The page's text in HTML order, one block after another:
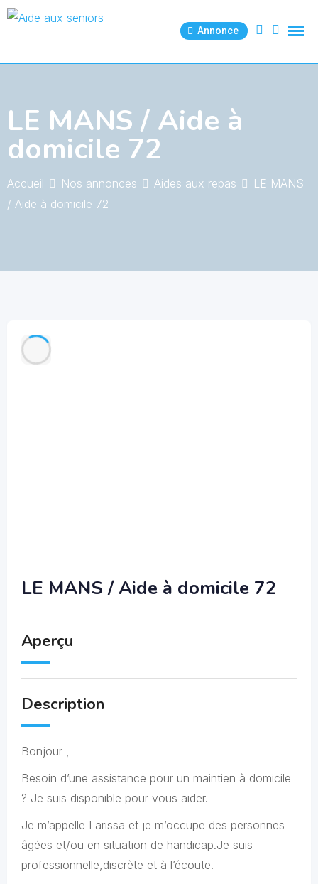
Skip
Annonce
LE MANS / Aide à
domicile 72
Accueil Nos annonces Aides aux repas
LE MANS
/ Aide à domicile 72
LE MANS / Aide à domicile 72
Aperçu
Description
Bonjour ,
Besoin d’une assistance pour un maintien à domicile
? Je suis disponible pour vous aider.
Je m’appelle Larissa et je m’occupe des personnes
âgées et/ou en situation de handicap.Je suis
professionnelle,discrète et à l’écoute.